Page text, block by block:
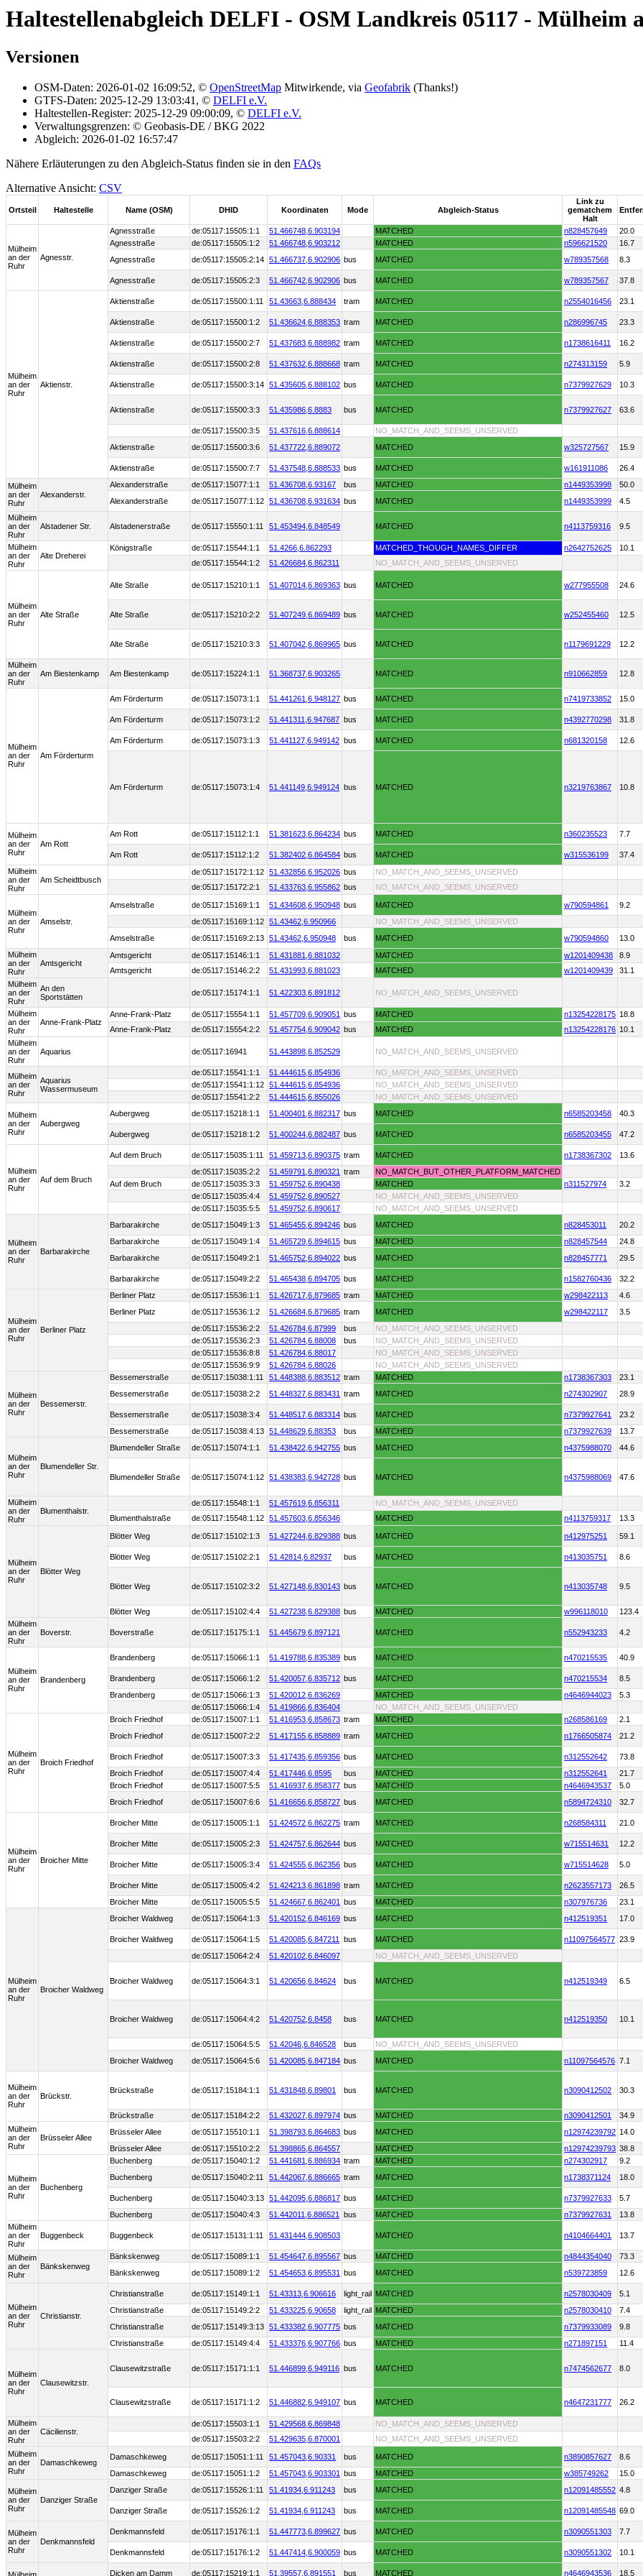
Haltestellenabgleich DELFI - OSM Landkreis 05117 - Mülheim
Versionen
OSM-Daten: 2026-01-02 16:09:52, © OpenStreetMap Mitwirkende, via Geofabrik (Thanks!)
GTFS-Daten: 2025-12-29 13:03:41, © DELFI e.V.
Haltestellen-Register: 2025-12-29 09:00:09, © DELFI e.V.
Verwaltungsgrenzen: © Geobasis-DE / BKG 2022
Abgleich: 2026-01-02 16:57:47
Nähere Erläuterungen zu den Abgleich-Status finden sie in den FAQs
Alternative Ansicht: CSV
Ortsteil Haltestelle Name (OSM) DHID Koordinaten Mode Abgleich-Status
Link zu
gematchem
Halt
Mülheim
an der
Ruhr
Agnesstr.
Agnesstraße de:05117:15505:1:1 51.466748, 6.903194 MATCHED n828457649 20.0
Agnesstraße
de:05117:15505:1:2 51.466748, 6.903212 MATCHED n596621520 16.7
Agnesstraße
de:05117:15505:2:14 51.466737, 6.902906 bus MATCHED w789357568 8.3
Agnesstraße
de:05117:15505:2:3 51.466742, 6.902906 bus MATCHED w789357567 37.8
Mülheim
an der
Ruhr
Aktienstr.
Aktienstraße de:05117:15500:1:11 51.43663, 6.888434 tram MATCHED n2554016456 23.1
Aktienstraße de:05117:15500:1:2 51.436624, 6.888353 tram MATCHED n286996745 23.3
Aktienstraße de:05117:15500:2:7 51.437683, 6.888982 tram MATCHED n1738616411 16.2
Aktienstraße de:05117:15500:2:8 51.437632, 6.888668 tram MATCHED n274313159 5.9
Aktienstraße de:05117:15500:3:14 51.435605, 6.888102 bus MATCHED n7379927629 10.3
Aktienstraße de:05117:15500:3:3 51.435986, 6.8883 bus MATCHED n7379927627 63.6
de:05117:15500:3:5 51.437616, 6.888614
NO_MATCH_AND_SEEMS_UNSERVED
Aktienstraße
de:05117:15500:3:6 51.437722, 6.889072 MATCHED w325727567 15.9
Aktienstraße
de:05117:15500:7:7 51.437548, 6.888533 bus MATCHED w161911086 26.4
Mülheim
an der
Ruhr
Alexanderstr.
Alexanderstraße de:05117:15077:1:1 51.436708, 6.93167 bus MATCHED n1449353998 50.0
Alexanderstraße
de:05117:15077:1:12 51.436708, 6.931634 bus MATCHED n1449353999 4.5
Mülheim
an der
Ruhr
Alstadener Str. Alstadenerstraße de:05117:15550:1:11 51.453494, 6.848549 MATCHED n4113759316 9.5
Mülheim
an der
Ruhr
Alte Dreherei
Königstraße de:05117:15544:1:1 51.4266, 6.862293 MATCHED_THOUGH_NAMES_DIFFER n2642752625 10.1
de:05117:15544:1:2
51.426684, 6.862311 NO_MATCH_AND_SEEMS_UNSERVED
Mülheim
an der
Ruhr
Alte Straße
Alte Straße de:05117:15210:1:1 51.407014, 6.869363 bus MATCHED w277955508 24.6
Alte Straße de:05117:15210:2:2 51.407249, 6.869489 bus MATCHED w252455460 12.5
Alte Straße de:05117:15210:3:3 51.407042, 6.869965 bus MATCHED n1179691229 12.2
Mülheim
an der
Ruhr
Am Biestenkamp Am Biestenkamp de:05117:15224:1:1 51.368737, 6.903265 MATCHED n910662859 12.8
Mülheim
an der
Ruhr
Am Förderturm
Am Förderturm de:05117:15073:1:1 51.441261, 6.948127 bus MATCHED n7419733852 15.0
Am Förderturm
de:05117:15073:1:2 51.441311, 6.947687 bus MATCHED n4392770298 31.8
Am Förderturm de:05117:15073:1:3 51.441127, 6.949142 bus MATCHED n681320158 12.6
Am Förderturm de:05117:15073:1:4 51.441149, 6.949124 bus MATCHED n3219763867 10.8
Mülheim
an der
Ruhr
Am Rott
Am Rott de:05117:15112:1:1 51.381623, 6.864234 bus MATCHED n360235523 7.7
Am Rott de:05117:15112:1:2 51.382402, 6.864584 bus MATCHED w315536199 37.4
Mülheim
an der
Ruhr
Am Scheidtbusch
de:05117:15172:1:12 51.432856, 6.952026 bus
NO_MATCH_AND_SEEMS_UNSERVED
de:05117:15172:2:1
51.433763, 6.955862 bus NO_MATCH_AND_SEEMS_UNSERVED
Mülheim
an der
Ruhr
Amselstr.
Amselstraße de:05117:15169:1:1 51.434608, 6.950948 bus MATCHED w790594861 9.2
de:05117:15169:1:12 51.43462, 6.950966
NO_MATCH_AND_SEEMS_UNSERVED
Amselstraße
de:05117:15169:2:13 51.43462, 6.950948 bus MATCHED w790594860 13.0
Mülheim
an der
Ruhr
Amtsgericht
Amtsgericht de:05117:15146:1:1 51.431881, 6.881032 MATCHED w1201409438 8.9
Amtsgericht
de:05117:15146:2:2 51.431993, 6.881023 MATCHED w1201409439 31.1
Mülheim
an der
Ruhr
An den
Sportstätten
de:05117:15174:1:1 51.422303, 6.891812 NO_MATCH_AND_SEEMS_UNSERVED
Mülheim
an der
Ruhr
Anne-Frank-Platz
Anne-Frank-Platz de:05117:15554:1:1 51.457709, 6.909051 bus MATCHED n13254228175 18.8
Anne-Frank-Platz
de:05117:15554:2:2 51.457754, 6.909042 bus MATCHED n13254228176 10.1
Mülheim
an der
Ruhr
Aquarius de:05117:16941 51.443898, 6.852529 NO_MATCH_AND_SEEMS_UNSERVED
Mülheim
an der
Ruhr
Aquarius
Wassermuseum
de:05117:15541:1:1 51.444615, 6.854936
NO_MATCH_AND_SEEMS_UNSERVED
de:05117:15541:1:12 51.444615, 6.854936
NO_MATCH_AND_SEEMS_UNSERVED
de:05117:15541:2:2
51.444615, 6.855026 NO_MATCH_AND_SEEMS_UNSERVED
Mülheim
an der
Ruhr
Aubergweg
Aubergweg de:05117:15218:1:1 51.400401, 6.882317 bus MATCHED n6585203458 40.3
Aubergweg de:05117:15218:1:2 51.400244, 6.882487 bus MATCHED n6585203455 47.2
Mülheim
an der
Ruhr
Auf dem Bruch
Auf dem Bruch de:05117:15035:1:11 51.459713, 6.890375 tram MATCHED n1738367302 13.6
de:05117:15035:2:2
51.459791, 6.890321 tram NO_MATCH_BUT_OTHER_PLATFORM_MATCHED
Auf dem Bruch
de:05117:15035:3:3 51.459752, 6.890438 MATCHED n311527974 3.2
de:05117:15035:4:4
51.459752, 6.890527
NO_MATCH_AND_SEEMS_UNSERVED
de:05117:15035:5:5
51.459752, 6.890617 NO_MATCH_AND_SEEMS_UNSERVED
Mülheim
an der
Ruhr
Barbarakirche
Barbarakirche de:05117:15049:1:3 51.465455, 6.894246 bus MATCHED n828453011 20.2
Barbarakirche
de:05117:15049:1:4 51.465729, 6.894615 bus MATCHED n828457544 24.8
Barbarakirche
de:05117:15049:2:1 51.465752, 6.894022 bus MATCHED n828457771 29.5
Barbarakirche de:05117:15049:2:2 51.465438, 6.894705 bus MATCHED n1582760436 32.2
Mülheim
an der
Ruhr
Berliner Platz
Berliner Platz de:05117:15536:1:1 51.426717, 6.879685 tram MATCHED w298422113 4.6
Berliner Platz
de:05117:15536:1:2 51.426684, 6.879685 tram MATCHED w298422117 3.5
de:05117:15536:2:2
51.426784, 6.87999 bus
NO_MATCH_AND_SEEMS_UNSERVED
de:05117:15536:2:3
51.426784, 6.88008 bus
NO_MATCH_AND_SEEMS_UNSERVED
de:05117:15536:8:8
51.426784, 6.88017
NO_MATCH_AND_SEEMS_UNSERVED
de:05117:15536:9:9
51.426784, 6.88026 NO_MATCH_AND_SEEMS_UNSERVED
Mülheim
an der
Ruhr
Bessemerstr.
Bessemerstraße de:05117:15038:1:11 51.448388, 6.883512 tram MATCHED n1738367303 23.1
Bessemerstraße
de:05117:15038:2:2 51.448327, 6.883431 tram MATCHED n274302907 28.9
Bessemerstraße de:05117:15038:3:4 51.448517, 6.883314 bus MATCHED n7379927641 23.2
Bessemerstraße
de:05117:15038:4:13 51.448629, 6.88353 bus MATCHED n7379927639 13.7
Mülheim
an der
Ruhr
Blumendeller Str.
Blumendeller Straße de:05117:15074:1:1 51.438422, 6.942755 bus MATCHED n4375988070 44.6
Blumendeller Straße de:05117:15074:1:12 51.438383, 6.942728 bus MATCHED n4375988069 47.6
Mülheim
an der
Ruhr
Blumenthalstr.
de:05117:15548:1:1 51.457619, 6.856311
NO_MATCH_AND_SEEMS_UNSERVED
Blumenthalstraße
de:05117:15548:1:12 51.457603, 6.856346 MATCHED n4113759317 13.3
Mülheim
an der
Ruhr
Blötter Weg
Blötter Weg de:05117:15102:1:3 51.427244, 6.829388 bus MATCHED n412975251 59.1
Blötter Weg
de:05117:15102:2:1 51.42814, 6.82937 bus MATCHED n413035751 8.6
Blötter Weg de:05117:15102:3:2 51.427148, 6.830143 bus MATCHED n413035748 9.5
Blötter Weg de:05117:15102:4:4 51.427238, 6.829388 bus MATCHED w996118010 123.4
Mülheim
an der
Ruhr
Boverstr. Boverstraße de:05117:15175:1:1 51.445679, 6.897121 MATCHED n552943233 4.2
Mülheim
an der
Ruhr
Brandenberg
Brandenberg de:05117:15066:1:1 51.419788, 6.835389 bus MATCHED n470215535 40.9
Brandenberg de:05117:15066:1:2 51.420057, 6.835712 bus MATCHED n470215534 8.5
Brandenberg
de:05117:15066:1:3 51.420012, 6.836269 MATCHED n4646944023 5.3
de:05117:15066:1:4
51.419866, 6.836404 NO_MATCH_AND_SEEMS_UNSERVED
Mülheim
an der
Ruhr
Broich Friedhof
Broich Friedhof de:05117:15007:1:1 51.416953, 6.858673 tram MATCHED n268586169 2.1
Broich Friedhof
de:05117:15007:2:2 51.417155, 6.858889 tram MATCHED n1766505874 21.2
Broich Friedhof de:05117:15007:3:3 51.417435, 6.859356 bus MATCHED n312552642 73.8
Broich Friedhof
de:05117:15007:4:4 51.417446, 6.8595 bus MATCHED n312552641 21.7
Broich Friedhof
de:05117:15007:5:5 51.416937, 6.858377 bus MATCHED n4646943537 5.0
Broich Friedhof
de:05117:15007:6:6 51.416656, 6.858727 bus MATCHED n5894724310 32.7
Mülheim
an der
Ruhr
Broicher Mitte
Broicher Mitte de:05117:15005:1:1 51.424572, 6.862275 tram MATCHED n268584311 21.0
Broicher Mitte de:05117:15005:2:3 51.424757, 6.862644 bus MATCHED w715514631 12.2
Broicher Mitte de:05117:15005:3:4 51.424555, 6.862356 bus MATCHED w715514628 5.0
Broicher Mitte de:05117:15005:4:2 51.424213, 6.861898 tram MATCHED n2623557173 26.5
Broicher Mitte
de:05117:15005:5:5 51.424667, 6.862401 bus MATCHED n307976736 23.1
Mülheim
an der
Ruhr
Broicher Waldweg
Broicher Waldweg de:05117:15064:1:3 51.420152, 6.846169 bus MATCHED n412519351 17.0
Broicher Waldweg de:05117:15064:1:5 51.420085, 6.847211 bus MATCHED n11097564577 23.9
de:05117:15064:2:4
51.420102, 6.846097 NO_MATCH_AND_SEEMS_UNSERVED
Broicher Waldweg de:05117:15064:3:1 51.420656, 6.84624 bus MATCHED n412519349 6.5
Broicher Waldweg de:05117:15064:4:2 51.420752, 6.8458 bus MATCHED n412519350 10.1
de:05117:15064:5:5 51.42046, 6.846528 bus
NO_MATCH_AND_SEEMS_UNSERVED
Broicher Waldweg
de:05117:15064:5:6 51.420085, 6.847184 bus MATCHED n11097564576 7.1
Mülheim
an der
Ruhr
Brückstr.
Brückstraße de:05117:15184:1:1 51.431848, 6.89801 bus MATCHED n3090412502 30.3
Brückstraße de:05117:15184:2:2 51.432027, 6.897974 bus MATCHED n3090412501 34.9
Mülheim
an der
Ruhr
Brüsseler Allee
Brüsseler Allee de:05117:15510:1:1 51.398793, 6.864683 bus MATCHED n12974239792 14.0
Brüsseler Allee
de:05117:15510:2:2 51.398865, 6.864557 MATCHED n12974239793 38.8
Mülheim
an der
Ruhr
Buchenberg
Buchenberg de:05117:15040:1:2 51.441681, 6.886934 tram MATCHED n274302917 9.2
Buchenberg
de:05117:15040:2:11 51.442067, 6.886665 tram MATCHED n1738371124 18.0
Buchenberg de:05117:15040:3:13 51.442095, 6.886817 bus MATCHED n7379927633 5.7
Buchenberg
de:05117:15040:4:3 51.442011, 6.886521 bus MATCHED n7379927631 13.8
Mülheim
an der
Ruhr
Buggenbeck Buggenbeck de:05117:15131:1:11 51.431444, 6.908503 MATCHED n4104664401 13.7
Mülheim
an der
Ruhr
Bänkskenweg
Bänkskenweg de:05117:15089:1:1 51.454647, 6.895567 bus MATCHED n4844354040 73.3
Bänkskenweg
de:05117:15089:1:2 51.454653, 6.895531 bus MATCHED n539723859 12.6
Mülheim
an der
Ruhr
Christianstr.
Christianstraße de:05117:15149:1:1 51.43313, 6.906616 light_rail MATCHED n2578030409 5.1
Christianstraße
de:05117:15149:2:2 51.433225, 6.90658 light_rail MATCHED n2578030410 7.4
Christianstraße
de:05117:15149:3:13 51.433382, 6.907775 bus MATCHED n7379933089 9.8
Christianstraße
de:05117:15149:4:4 51.433376, 6.907766 bus MATCHED n271897151 11.4
Mülheim
an der
Ruhr
Clausewitzstr.
Clausewitzstraße de:05117:15171:1:1 51.446899, 6.949116 bus MATCHED n7474562677 8.0
Clausewitzstraße de:05117:15171:1:2 51.446882, 6.949107 bus MATCHED n4647231777 26.2
Mülheim
an der
Ruhr
Cäcilienstr.
de:05117:15503:1:1 51.429568, 6.869848
NO_MATCH_AND_SEEMS_UNSERVED
de:05117:15503:2:2
51.429635, 6.870001
NO_MATCH_AND_SEEMS_UNSERVED
Mülheim
an der
Ruhr
Damaschkeweg
Damaschkeweg de:05117:15051:1:11 51.457043, 6.90331 bus MATCHED n3890857627 8.6
Damaschkeweg
de:05117:15051:1:2 51.457043, 6.903301 bus MATCHED w385749262 15.0
Mülheim
an der
Ruhr
Danziger Straße
Danziger Straße de:05117:15526:1:11 51.41934, 6.911243 bus MATCHED n12091485552 4.8
Danziger Straße de:05117:15526:1:2 51.41934, 6.911243 bus MATCHED n12091485548 69.0
Mülheim
an der
Ruhr
Denkmannsfeld
Denkmannsfeld de:05117:15176:1:1 51.447773, 6.899627 bus MATCHED n3090551303 7.7
Denkmannsfeld de:05117:15176:1:2 51.447414, 6.900059 bus MATCHED n3090551302 10.1
Dicken am Damm de:05117:15219:1:1 51.39557, 6.891551 bus MATCHED n4646943536 18.5